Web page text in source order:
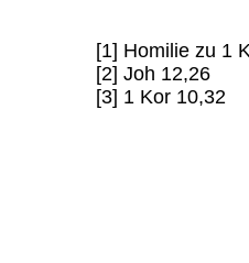
[1] Homilie zu 1
[2] Joh 12,26
[3] 1 Kor 10,32